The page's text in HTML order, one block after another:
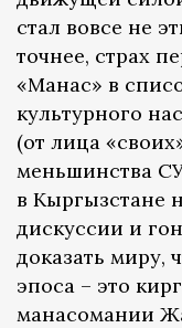
стал вовсе не
точнее, страх
«Манас» в
культурного
(от лица
меньшинства
в Кыргызстане
дискуссии и
доказать миру,
эпоса – это
манасомании